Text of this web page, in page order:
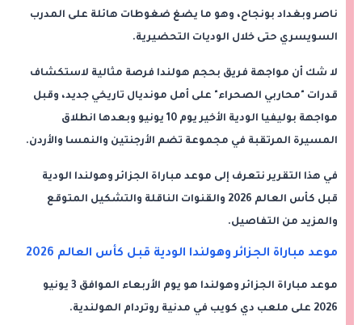
ناصر وبغداد بونجاح، وهو ما يضغ ضغوطات هائلة على المدرب
السويسري حتى خلال الوديات التحضيرية.
لا شك أن مواجهة فريق بحجم هولندا فرصة مثالية لاستكشاف
قدرات "محاربي الصحراء" على أمل مونديال تاريخي جديد، وقبل
مواجهة بوليفيا الودية الأخير يوم 10 يونيو وبعدها انطلاق
المسيرة المرتقبة في مجموعة تضم الأرجنتين والنمسا والأردن.
في هذا التقرير نتعرف إلى موعد مباراة الجزائر وهولندا الودية
قبل كأس العالم 2026 والقنوات الناقلة والتشكيل المتوقع
والمزيد من التفاصيل.
موعد مباراة الجزائر وهولندا الودية قبل كأس العالم 2026
موعد مباراة الجزائر وهولندا هو يوم الأربعاء الموافق 3 يونيو
2026 على ملعب دي كويب في مدنية روتردام الهولندية.